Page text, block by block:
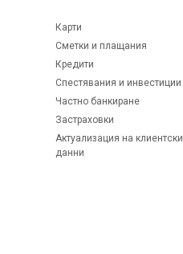
Карти
Сметки и плащания
Кредити
Спестявания и инвестиции
Частно банкиране
Застраховки
Актуализация на клиентски
данни